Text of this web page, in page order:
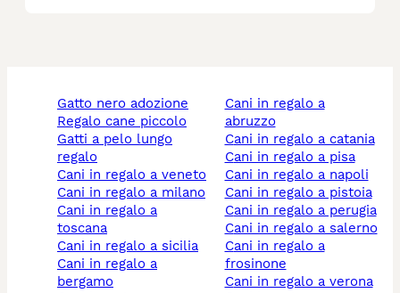
gatto nero adozione
regalo cane piccolo
gatti a pelo lungo
regalo
cani in regalo a veneto
cani in regalo a milano
cani in regalo a
toscana
cani in regalo a sicilia
cani in regalo a
bergamo
cani in regalo a
abruzzo
cani in regalo a catania
cani in regalo a pisa
cani in regalo a napoli
cani in regalo a pistoia
cani in regalo a perugia
cani in regalo a salerno
cani in regalo a
frosinone
cani in regalo a verona